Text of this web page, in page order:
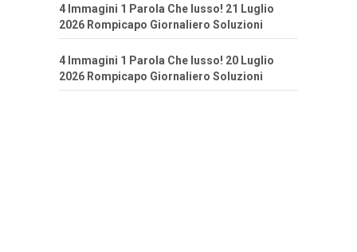
4 Immagini 1 Parola Che lusso! 21 Luglio
2026 Rompicapo Giornaliero Soluzioni
4 Immagini 1 Parola Che lusso! 20 Luglio
2026 Rompicapo Giornaliero Soluzioni